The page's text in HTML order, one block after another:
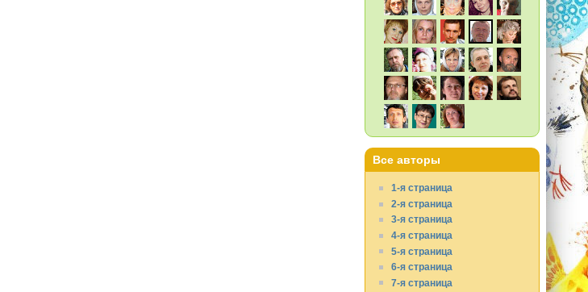
Все авторы
1-я страница
2-я страница
3-я страница
4-я страница
5-я страница
6-я страница
7-я страница